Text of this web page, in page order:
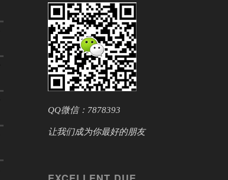
QQ微信：7878393
让我们成为你最好的朋友